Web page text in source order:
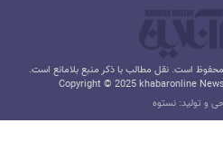
است. نقل مطالب با ذکر منبع بلامانع است.
Copyright © 2025 khabaronline
و تولید: نستوه